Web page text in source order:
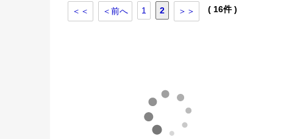
＜＜ ＜前へ 1 2 ＞＞ ( 16件 )